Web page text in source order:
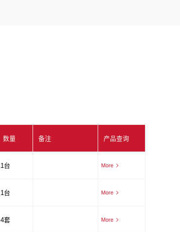
数量 备注 产品查询
1台 More
1台 More
4套 More